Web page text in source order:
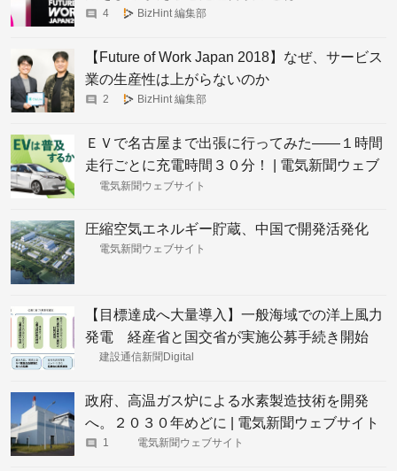
4 BizHint 編集部
【Future of Work Japan 2018】なぜ、サービス
業の生産性は上がらないのか
2 BizHint 編集部
ＥＶで名古屋まで出張に行ってみた――１時間
走行ごとに充電時間３０分！ | 電気新聞ウェブ
サイト
電気新聞ウェブサイト
圧縮空気エネルギー貯蔵、中国で開発活発化
電気新聞ウェブサイト
【目標達成へ大量導入】一般海域での洋上風力
発電 経産省と国交省が実施公募手続き開始
建設通信新聞Digital
政府、高温ガス炉による水素製造技術を開発
へ。２０３０年めどに | 電気新聞ウェブサイト
1 電気新聞ウェブサイト